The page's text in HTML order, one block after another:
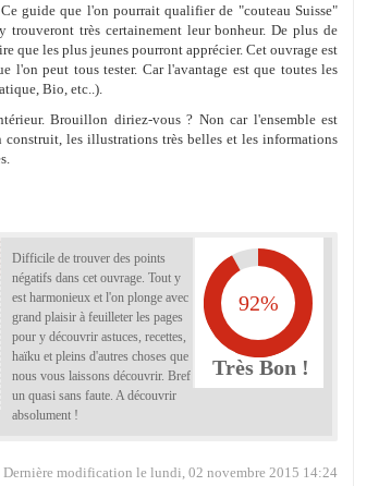
guide que l'on pourrait qualifier de "couteau Suisse"
très certainement leur bonheur. De plus de
que les plus jeunes pourront apprécier. Cet ouvrage est
l'on peut tous tester. Car l'avantage est que toutes les
Bio, etc..).
Brouillon diriez-vous ? Non car l'ensemble est
les illustrations très belles et les informations
92%
Très Bon !
Difficile de trouver des points
négatifs dans cet ouvrage. Tout y
est harmonieux et l'on plonge avec
grand plaisir à feuilleter les pages
pour y découvrir astuces, recettes,
haïku et pleins d'autres choses que
nous vous laissons découvrir. Bref
un quasi sans faute. A découvrir
absolument !
Dernière modification le lundi, 02 novembre 2015 14:24